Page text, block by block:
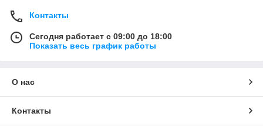
Контакты
Сегодня работает с 09:00 до 18:00
Показать весь график работы
О нас
Контакты